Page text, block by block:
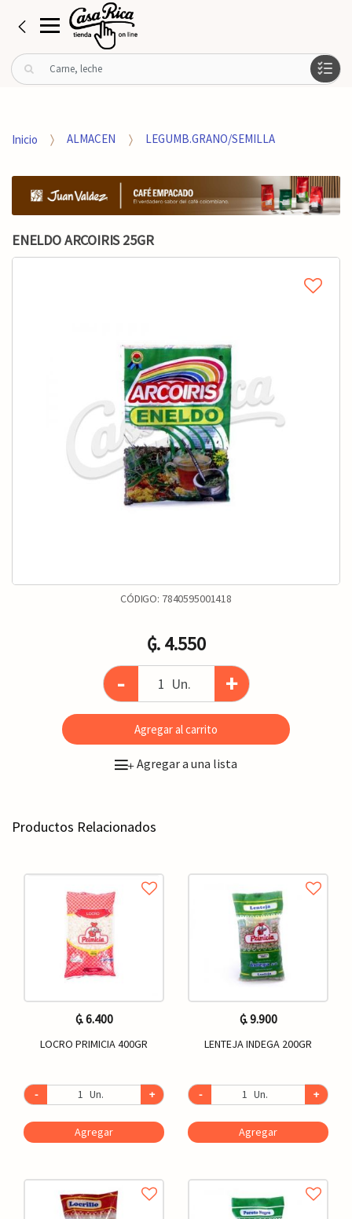
B
u
r
o
Inicio ALMACEN LEGUMB.GRANO/SEMILLA
ENELDO ARCOIRIS 25GR
CÓDIGO: 7840595001418
₲. 4.550
- Un. +
Agregar al carrito
+Agregar a una lista
Productos Relacionados
₲. 6.400
LOCRO PRIMICIA 400GR
- Un. +
Agregar
₲. 9.900
LENTEJA INDEGA 200GR
- Un. +
Agregar